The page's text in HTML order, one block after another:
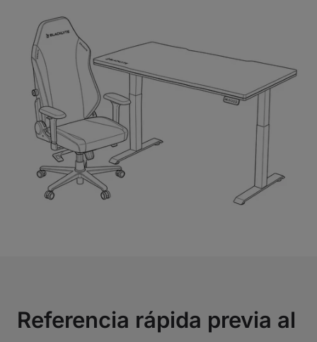
Referencia rápida previa al